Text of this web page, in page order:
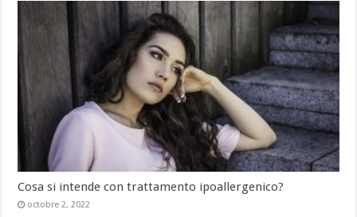
Cosa si intende con trattamento ipoallergenico?
octobre 2, 2022